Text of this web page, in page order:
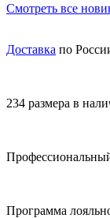
Смотреть все
Доставка по
234 размера в
Программа